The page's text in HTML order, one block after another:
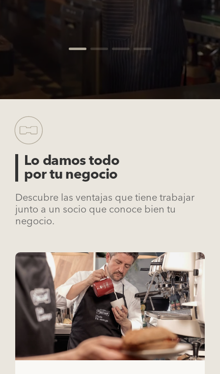
Lo damos todo
por tu negocio
Descubre las ventajas que tiene trabajar
junto a un socio que conoce bien tu
negocio.